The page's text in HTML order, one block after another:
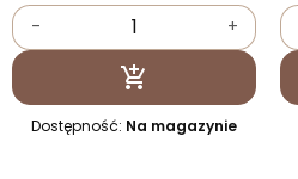
- +
 Dodaj do koszyka
Dostępność: Na magazynie